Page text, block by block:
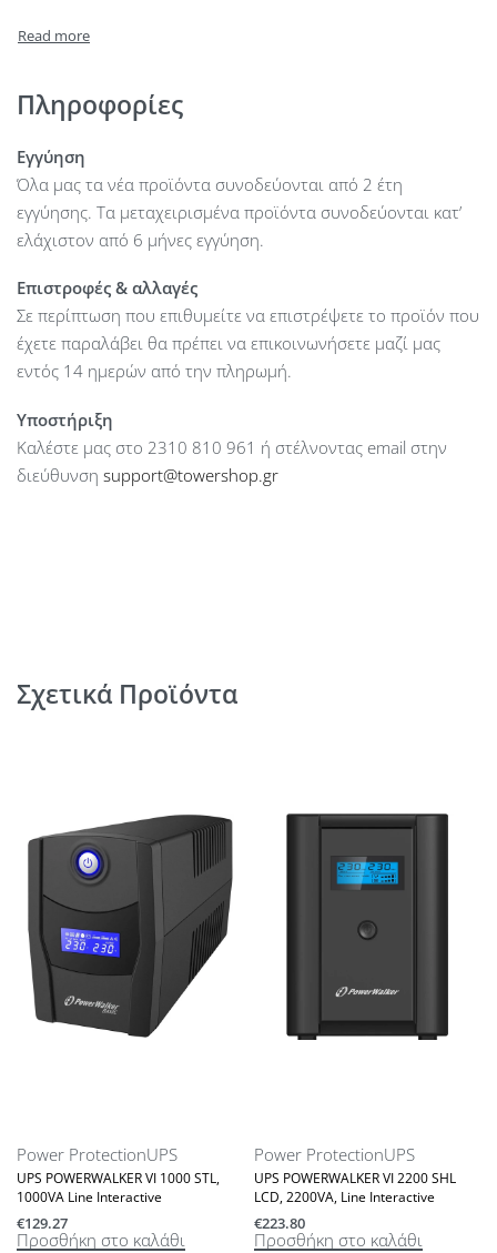
Front Panel : LCD
Number of batteries : 1
External Battery Connection : No optional battery pack
Communication : USB
Recharge Time : 8h to 90%
Backup Time : Half Load Backup Time 5min
Frequency Range(Output) : ±1Hz (battery mode)
Dimension : 96 x 138 x 286 mm
Πληροφορίες
Εγγύηση
Όλα μας τα νέα προϊόντα συνοδεύονται από 2 έτη
εγγύησης. Τα μεταχειρισμένα προϊόντα συνοδεύονται κατ’
ελάχιστον από 6 μήνες εγγύηση.
Επιστροφές & αλλαγές
Σε περίπτωση που επιθυμείτε να επιστρέψετε το προϊόν που
έχετε παραλάβει θα πρέπει να επικοινωνήσετε μαζί μας
εντός 14 ημερών από την πληρωμή.
Υποστήριξη
Καλέστε μας στο 2310 810 961 ή στέλνοντας email στην
διεύθυνση support@towershop.gr
Σχετικά Προϊόντα
Power ProtectionUPS
UPS POWERWALKER VI 1000 STL,
1000VA Line Interactive
€129.27
Προσθήκη στο καλάθι
Power ProtectionUPS
UPS POWERWALKER VI 2200 SHL
LCD, 2200VA, Line Interactive
€223.80
Προσθήκη στο καλάθι